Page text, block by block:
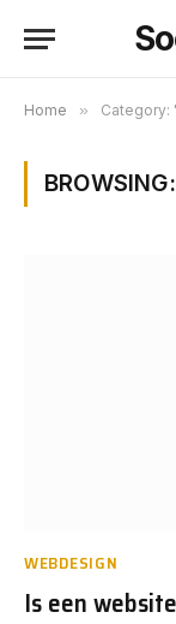
Home » Category:
BROWSING:
WEBDESIGN
Is een